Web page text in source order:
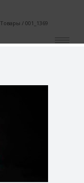
Товары / 001_1369